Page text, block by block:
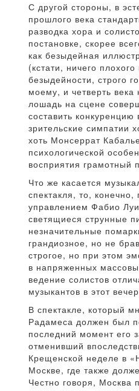
С другой стороны, в
прошлого века
разводка хора и
постановке, скорее
как безыдейная
(кстати, ничего
безыдейности, строго
моему, и четверть века
лошадь на сцене
составить конкуренцию
зрительские симпатии
хоть Монсеррат
психологической
восприятия грамотный
Что же касается
спектакля, то,
управлением Фабио
светящиеся струнные
незначительные
грандиозное, но не
строгое, но при этом
в напряженных
ведение солистов
музыкантов в этот
В спектакле, который
Радамеса должен был
последний момент его
отменивший
Крещенской неделе в
Москве, где также
Честно говоря, Москва